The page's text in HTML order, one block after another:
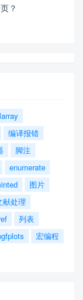
？
编译报错
脚注
enumerate
图片
献处理
列表
宏编程